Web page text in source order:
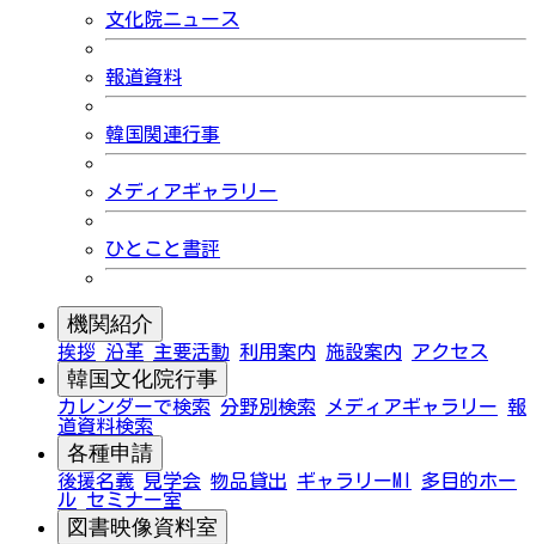
文化院ニュース
報道資料
韓国関連行事
メディアギャラリー
ひとこと書評
機関紹介
挨拶 沿革 主要活動 利用案内 施設案内 アクセス
韓国文化院行事
カレンダーで検索 分野別検索 メディアギャラリー 報
道資料検索
各種申請
後援名義 見学会 物品貸出 ギャラリーMI
多目的ホー
ル セミナー室
図書映像資料室